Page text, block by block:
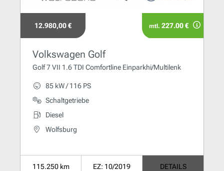
12.980,00 € mtl. 227.00 €
Volkswagen Golf
Golf 7 VII 1.6 TDI Comfortline Einparkhi/Multilenk
85 kW / 116 PS
Schaltgetriebe
Diesel
Wolfsburg
115.250 km EZ: 10/2019 DETAILS